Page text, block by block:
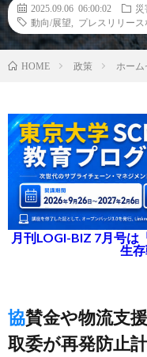
2025.09.06 06:00:02
災
動向/展望
プレスリリース
HOME 政策 ホーム
月刊LOGI-BIZ 7月号は
生
協賛金や物流支援費などの名目で徴収、公
取委が再発防止